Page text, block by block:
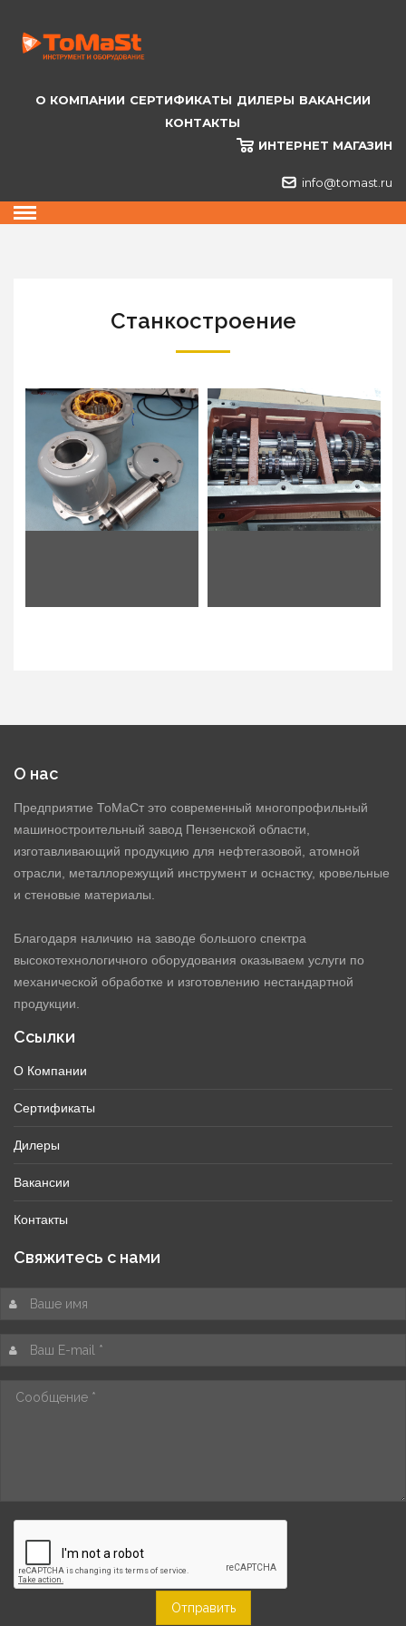
О КОМПАНИИ СЕРТИФИКАТЫ ДИЛЕРЫ ВАКАНСИИ
КОНТАКТЫ
ИНТЕРНЕТ МАГАЗИН
info@tomast.ru
Станкостроение
О нас
Предприятие ТоМаСт это современный многопрофильный
машиностроительный завод Пензенской области,
изготавливающий продукцию для нефтегазовой, атомной
отрасли, металлорежущий инструмент и оснастку, кровельные
и стеновые материалы.
Благодаря наличию на заводе большого спектра
высокотехнологичного оборудования оказываем услуги по
механической обработке и изготовлению нестандартной
продукции.
Ссылки
О Компании
Сертификаты
Дилеры
Вакансии
Контакты
Свяжитесь c нами
Отправить